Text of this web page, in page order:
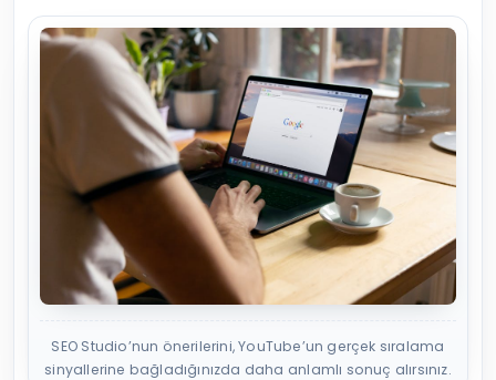
SEO Studio’nun önerilerini, YouTube’un gerçek sıralama
sinyallerine bağladığınızda daha anlamlı sonuç alırsınız.